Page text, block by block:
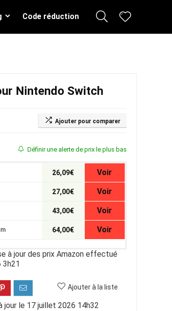
Code réduction
Nintendo Switch
Ajouter pour comparer
Définir une alerte de prix le plus bas
26,09€ Voir
27,00€ Voir
43,00€ Voir
64,00€ Voir
à jour des prix Amazon effectué
3h21
Ajouter à la liste
jour le 17 juillet 2026 14h32